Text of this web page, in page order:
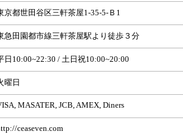
京都世田谷区三軒茶屋1-35-5-Ｂ1
急田園都市線三軒茶屋駅より徒歩３分
日10:00~22:30 / 土日祝10:00~20:00
曜日
MASATER, JCB, AMEX, Diners
ceaseven.com